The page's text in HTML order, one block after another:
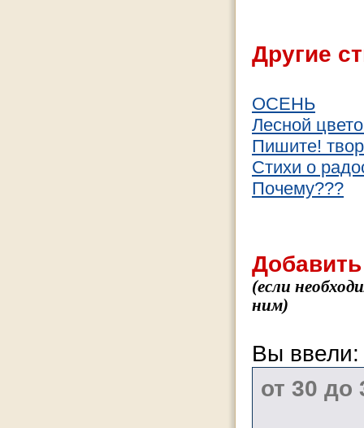
Другие
ОСЕНЬ
Лесной
Пишите!
Стихи о
Почему???
(если
ним)
Вы